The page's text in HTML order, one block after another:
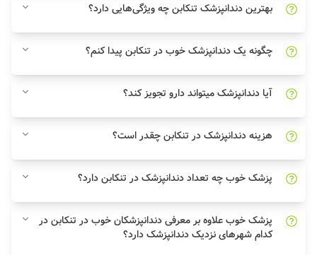
بهترین دندانپزشک تنکابن چه ویژگی‌هایی دارد؟
چگونه یک دندانپزشک خوب در تنکابن پیدا کنم؟
آیا دندانپزشک میتواند دارو تجویز کند؟
هزینه دندانپزشک در تنکابن چقدر است؟
پزشک خوب چه تعداد دندانپزشک در تنکابن دارد؟
پزشک خوب علاوه بر معرفی دندانپزشکان خوب در تنکابن در
کدام شهرهای نزدیک دندانپزشک دارد؟